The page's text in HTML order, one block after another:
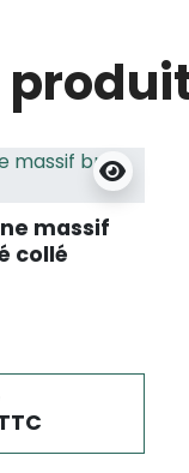
massif
collé